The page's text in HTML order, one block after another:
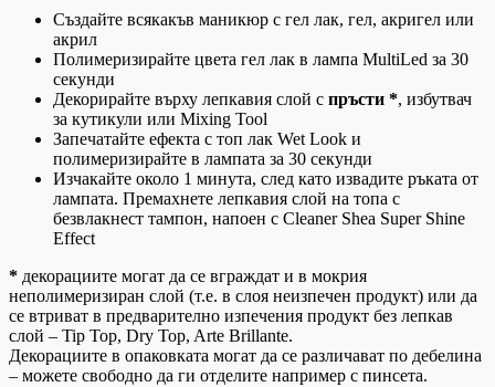
Създайте всякакъв маникюр с гел лак, гел, акригел или
акрил
Полимеризирайте цвета гел лак в лампа MultiLed за 30
секунди
Декорирайте върху лепкавия слой с пръсти *, избутвач
за кутикули или Mixing Tool
Запечатайте ефекта с топ лак Wet Look и
полимеризирайте в лампата за 30 секунди
Изчакайте около 1 минута, след като извадите ръката от
лампата. Премахнете лепкавия слой на топа с
безвлакнест тампон, напоен с Cleaner Shea Super Shine
Effect
* декорациите могат да се вграждат и в мокрия
неполимеризиран слой (т.е. в слоя неизпечен продукт) или да
се втриват в предварително изпечения продукт без лепкав
слой – Tip Top, Dry Top, Arte Brillante.
Декорациите в опаковката могат да се различават по дебелина
– можете свободно да ги отделите например с пинсета.